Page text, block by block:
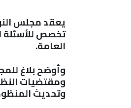
يعقد مجلس
تخصص للأسئلة
العامة.
ومقتضيات
وتحديث